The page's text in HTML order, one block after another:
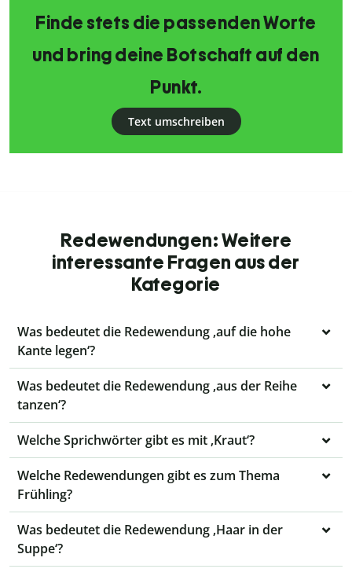
Finde stets die passenden Worte
und bring deine Botschaft auf den
Punkt.
Text umschreiben
Redewendungen: Weitere
interessante Fragen aus der
Kategorie
Was bedeutet die Redewendung ‚auf die hohe
Kante legen‘?
Was bedeutet die Redewendung ‚aus der Reihe
tanzen‘?
Welche Sprichwörter gibt es mit ‚Kraut‘?
Welche Redewendungen gibt es zum Thema
Frühling?
Was bedeutet die Redewendung ‚Haar in der
Suppe‘?